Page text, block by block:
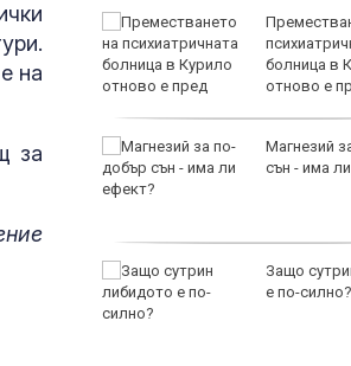
на
за
16
и
болница в
отново е
Магнезий
сън - има
Защо
е по-силно?